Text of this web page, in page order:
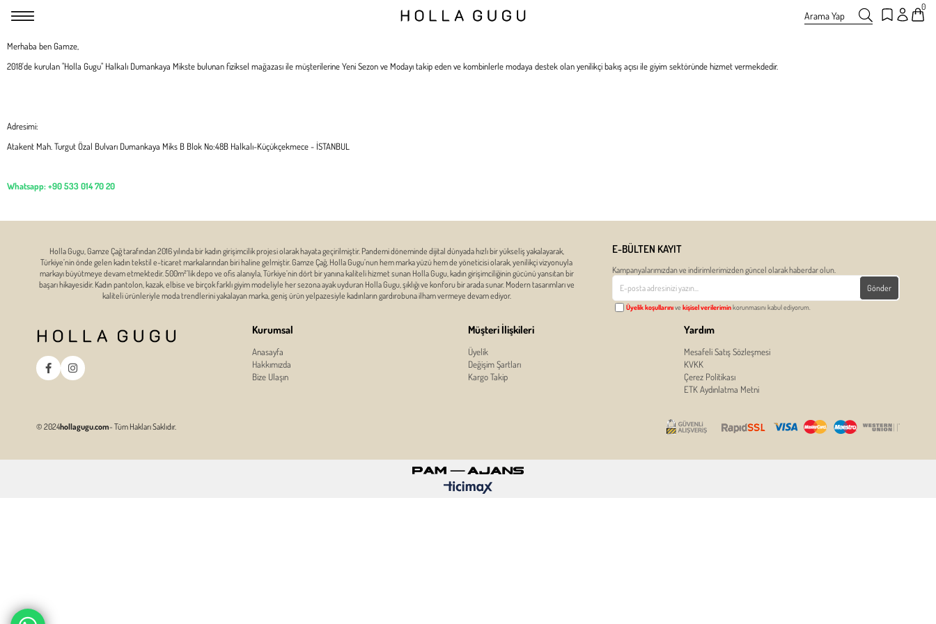
Arama Yap
0
Merhaba ben Gamze,
2018'de kurulan "Holla Gugu" Halkalı Dumankaya Mikste bulunan fiziksel mağazası ile müşterilerine Yeni Sezon ve Modayı takip eden ve kombinlerle modaya destek olan yenilikçi bakış açısı ile giyim sektöründe hizmet vermekdedir.
Adresimi:
Atakent Mah. Turgut Özal Bulvarı Dumankaya Miks B Blok No:48B Halkalı-Küçükçekmece - İSTANBUL
Whatsapp:+90 533 014 70 20
Holla Gugu, Gamze Çağ tarafından 2016 yılında bir kadın girişimcilik projesi olarak hayata geçirilmiştir. Pandemi döneminde dijital dünyada hızlı bir yükseliş yakalayarak,
Türkiye’nin önde gelen kadın tekstil e-ticaret markalarından biri haline gelmiştir. Gamze Çağ, Holla Gugu’nun hem marka yüzü hem de yöneticisi olarak, yenilikçi vizyonuyla
markayı büyütmeye devam etmektedir. 500m²’lik depo ve ofis alanıyla, Türkiye’nin dört bir yanına kaliteli hizmet sunan Holla Gugu, kadın girişimciliğinin gücünü yansıtan bir
başarı hikayesidir. Kadın pantolon, kazak, elbise ve birçok farklı giyim modeliyle her sezona ayak uyduran Holla Gugu, şıklığı ve konforu bir arada sunar. Modern tasarımları ve
kaliteli ürünleriyle moda trendlerini yakalayan marka, geniş ürün yelpazesiyle kadınların gardırobuna ilham vermeye devam ediyor.
E-BÜLTEN KAYIT
Kampanyalarımızdan ve indirimlerimizden güncel olarak haberdar olun.
Gönder
Üyelik koşullarınıve kişisel verileriminkorunmasını kabul ediyorum.
Kurumsal
Anasayfa
Hakkımızda
Bize Ulaşın
Müşteri İlişkileri
Üyelik
Değişim Şartları
Kargo Takip
Yardım
Mesafeli Satış Sözleşmesi
KVKK
Çerez Politikası
ETK Aydınlatma Metni
© 2024hollagugu.com- Tüm Hakları Saklıdır.